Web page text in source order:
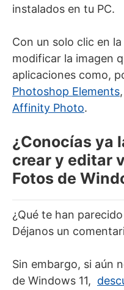
instalados en tu PC.
Con un solo clic en
modificar la imagen
aplicaciones como,
Photoshop Elements,
Affinity Photo.
¿Conocías ya
crear y editar
Fotos de
¿Qué te han
Déjanos un
Sin embargo, si aún
de Windows 11,